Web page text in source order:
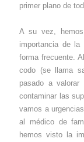
primer plano de
A su vez,
importancia de
forma frecuente.
codo (se llama
pasado a
contaminar las
vamos a
al médico de
hemos visto la